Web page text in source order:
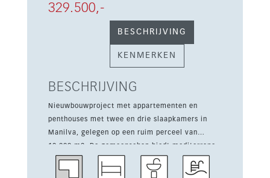
329.500,-
BESCHRIJVING
KENMERKEN
BESCHRIJVING
Nieuwbouwproject met appartementen en
penthouses met twee en drie slaapkamers in
Manilva, gelegen op een ruim perceel van
12.000 m2. De gemeenschap biedt mediterrane
tuinen, twee grote zwembaden, een kinderbad
en een fitnessruimte. Dit lichte appartement